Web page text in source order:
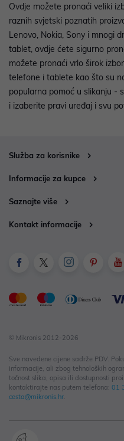
Ovdje možete pronaći veliki
raznih svjetski poznatih
Lenovo, Nokia, Sony i mnogi
tablet, ovdje ćete sigurno
možete pronaći vrlo širok
telefone i tablete kao što su
popularna pomoć u slikanju -
i izaberite pravi uređaj i svu
Služba za korisnike
Informacije za kupce
Saznajte više
Kontakt informacije
© Mikronis 2012-2026
Sve navedene cijene sadrže PDV.
informacije, ali zbog tehnoloških
točnost slika, opisa ili dostupnosti
kontaktirajte nas putem telefona: 01
cesta@mikronis.hr